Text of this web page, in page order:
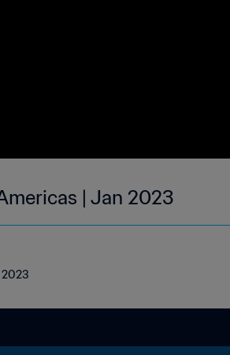
| Jan 2023
2023